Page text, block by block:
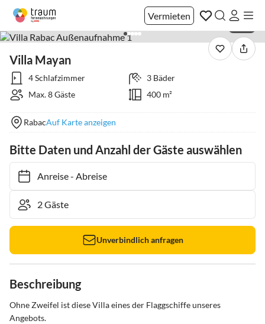
Vermieten
Villa Mayan
4 Schlafzimmer
3 Bäder
Max. 8 Gäste
400 m²
RabacAuf Karte anzeigen
Bitte Daten und Anzahl der Gäste auswählen
Anreise- Abreise
Unverbindlich anfragen
Beschreibung
Ohne Zweifel ist diese Villa eines der Flaggschiffe unseres
Angebots.